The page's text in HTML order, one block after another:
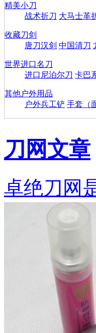
精美小刀
战术折刀 大马士革
收藏刀剑
唐刀汉剑 中国清刀
世界进口名刀
进口尼泊尔刀 卡巴
其他户外用品
户外兵工铲 手套（
刀网文章
卓绝刀网